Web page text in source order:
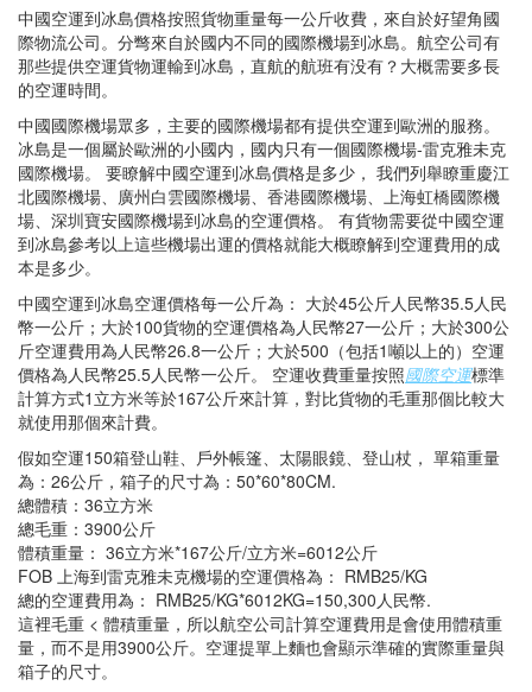
中國空運到冰島價格按照貨物重量每一公斤收費，來自於好望角國
際物流公司。分彆來自於國内不同的國際機場到冰島。航空公司有
那些提供空運貨物運輸到冰島，直航的航班有没有？大概需要多長
的空運時間。
中國國際機場眾多，主要的國際機場都有提供空運到歐洲的服務。
冰島是一個屬於歐洲的小國内，國内只有一個國際機場-雷克雅未克
國際機場。 要瞭解中國空運到冰島價格是多少， 我們列舉瞭重慶江
北國際機場、廣州白雲國際機場、香港國際機場、上海虹橋國際機
場、深圳寶安國際機場到冰島的空運價格。 有貨物需要從中國空運
到冰島參考以上這些機場出運的價格就能大概瞭解到空運費用的成
本是多少。
中國空運到冰島空運價格每一公斤為： 大於45公斤人民幣35.5人民
幣一公斤；大於100貨物的空運價格為人民幣27一公斤；大於300公
斤空運費用為人民幣26.8一公斤；大於500（包括1噸以上的）空運
價格為人民幣25.5人民幣一公斤。 空運收費重量按照國際空運標準
計算方式1立方米等於167公斤來計算，對比貨物的毛重那個比較大
就使用那個來計費。
假如空運150箱登山鞋、戶外帳篷、太陽眼鏡、登山杖， 單箱重量
為：26公斤，箱子的尺寸為：50*60*80CM.
總體積：36立方米
總毛重：3900公斤
體積重量： 36立方米*167公斤/立方米=6012公斤
FOB 上海到雷克雅未克機場的空運價格為： RMB25/KG
總的空運費用為： RMB25/KG*6012KG=150,300人民幣.
這裡毛重 < 體積重量，所以航空公司計算空運費用是會使用體積重
量，而不是用3900公斤。空運提單上麵也會顯示準確的實際重量與
箱子的尺寸。